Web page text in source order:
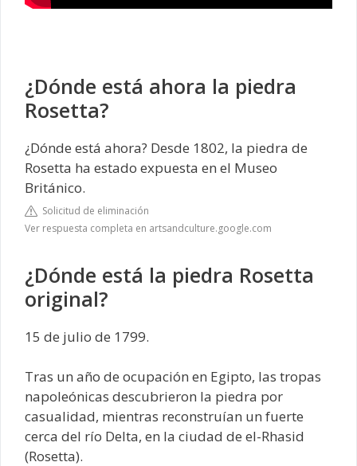
¿Dónde está ahora la piedra
Rosetta?
¿Dónde está ahora? Desde 1802, la piedra de
Rosetta ha estado expuesta en el Museo
Británico.
Solicitud de eliminación
Ver respuesta completa en artsandculture.google.com
¿Dónde está la piedra Rosetta
original?
15 de julio de 1799.
Tras un año de ocupación en Egipto, las tropas
napoleónicas descubrieron la piedra por
casualidad, mientras reconstruían un fuerte
cerca del río Delta, en la ciudad de el-Rhasid
(Rosetta).